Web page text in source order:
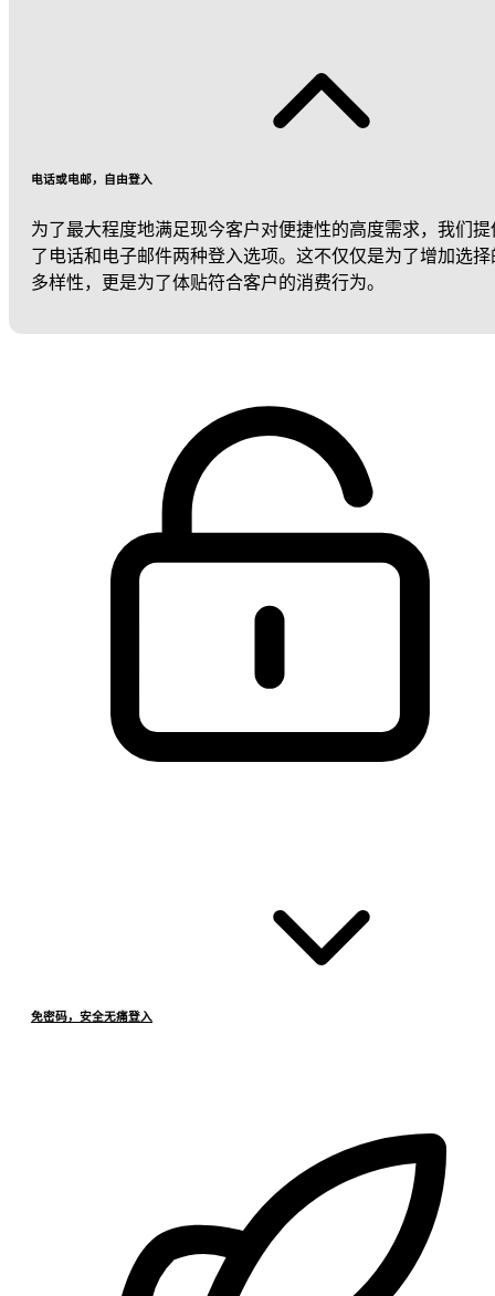
电话或电邮，自由登入
为了最大程度地满足现今客户对便捷性的高度需求，我们提
了电话和电子邮件两种登入选项。这不仅仅是为了增加选择
多样性，更是为了体贴符合客户的消费行为。
免密码，安全无痛登入